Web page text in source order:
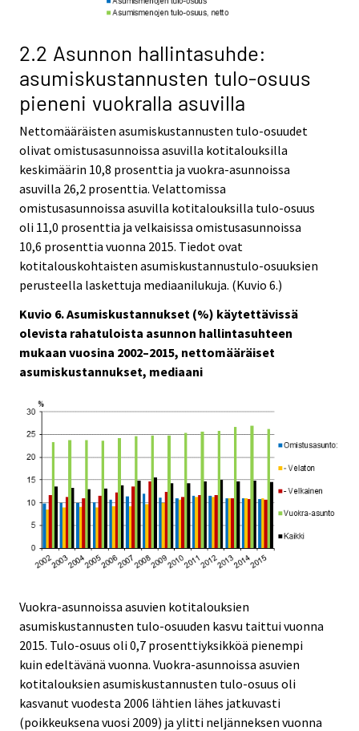
2.2 Asunnon hallintasuhde:
asumiskustannusten tulo-osuus
pieneni vuokralla asuvilla
Nettomääräisten asumiskustannusten tulo-osuudet
olivat omistusasunnoissa asuvilla kotitalouksilla
keskimäärin 10,8 prosenttia ja vuokra-asunnoissa
asuvilla 26,2 prosenttia. Velattomissa
omistusasunnoissa asuvilla kotitalouksilla tulo-osuus
oli 11,0 prosenttia ja velkaisissa omistusasunnoissa
10,6 prosenttia vuonna 2015. Tiedot ovat
kotitalouskohtaisten asumiskustannustulo-osuuksien
perusteella laskettuja mediaanilukuja. (Kuvio 6.)
Kuvio 6. Asumiskustannukset (%) käytettävissä
olevista rahatuloista asunnon hallintasuhteen
mukaan vuosina 2002–2015, nettomääräiset
asumiskustannukset, mediaani
Vuokra-asunnoissa asuvien kotitalouksien
asumiskustannusten tulo-osuuden kasvu taittui vuonna
2015. Tulo-osuus oli 0,7 prosenttiyksikköä pienempi
kuin edeltävänä vuonna. Vuokra-asunnoissa asuvien
kotitalouksien asumiskustannusten tulo-osuus oli
kasvanut vuodesta 2006 lähtien lähes jatkuvasti
(poikkeuksena vuosi 2009) ja ylitti neljänneksen vuonna